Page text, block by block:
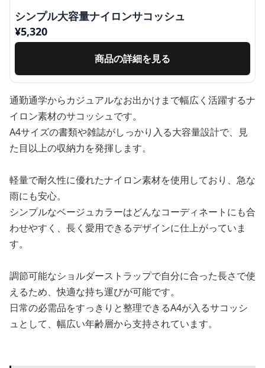
シンプル大容量ナイロンサコッシュ
¥5,320
商品の詳細を見る
通勤通学からカジュアルなお出かけまで幅広く活躍するナ
イロン素材のサコッシュです。
A4サイズの書類や雑誌がしっかり入る大容量設計で、見
た目以上の収納力を発揮します。
軽量で耐久性に優れたナイロン素材を使用しており、急な
雨にも安心。
シンプルなベージュカラーはどんなコーディネートにも合
わせやすく、長く愛用できるデザインに仕上がっていま
す。
調節可能なショルダーストラップで自分に合った長さで使
えるため、快適な持ち運びが可能です。
日常の必需品をすっきりと整理できるA4が入るサコッシ
ュとして、幅広い年齢層から支持されています。